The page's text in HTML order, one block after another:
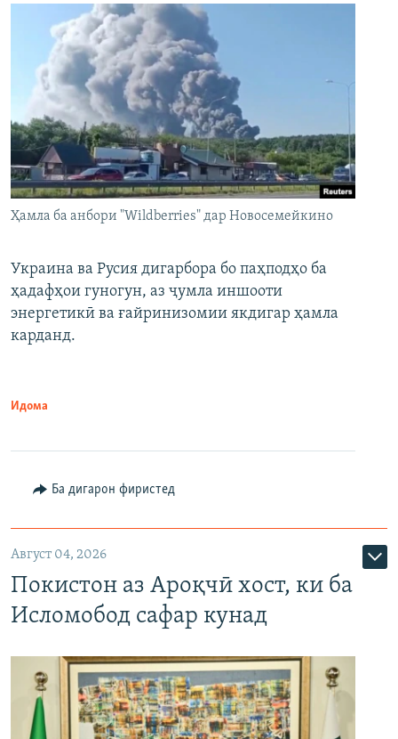
Ҳамла ба анбори "Wildberries" дар Новосемейкино
Украина ва Русия дигарбора бо паҳподҳо ба
ҳадафҳои гуногун, аз ҷумла иншооти
энергетикӣ ва ғайринизомии якдигар ҳамла
карданд.
Идома
Ба дигарон фиристед
Август 04, 2026
Покистон аз Ароқчӣ хост, ки ба
Исломобод сафар кунад